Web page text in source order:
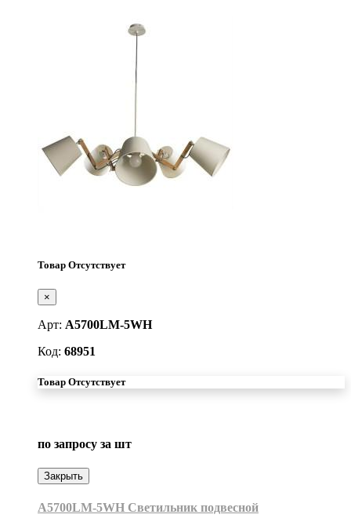
Товар Отсутствует
×
Арт: A5700LM-5WH
Код: 68951
Товар Отсутствует
по запросу за шт
Закрыть
A5700LM-5WH Светильник подвесной